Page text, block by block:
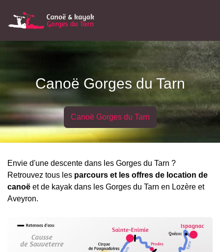
Canoë Gorges du Tarn
Canoë Gorges du Tarn
Envie d'une descente dans les Gorges du Tarn ?
Retrouvez tous les parcours et les offres de location de
canoë et de kayak dans les Gorges du Tarn en Lozère et
Aveyron.